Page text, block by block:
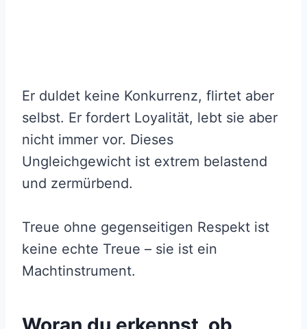
Er duldet keine Konkurrenz, flirtet aber
selbst. Er fordert Loyalität, lebt sie aber
nicht immer vor. Dieses
Ungleichgewicht ist extrem belastend
und zermürbend.
Treue ohne gegenseitigen Respekt ist
keine echte Treue – sie ist ein
Machtinstrument.